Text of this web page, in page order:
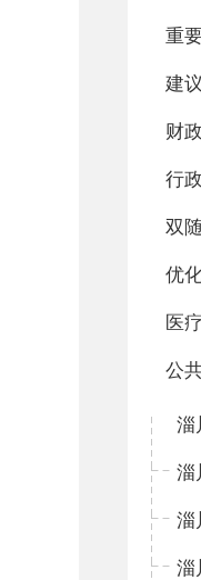
重
建
财
行
双
优
医
淄
淄